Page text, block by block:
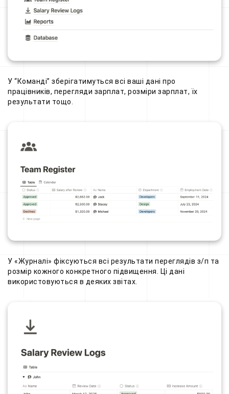
У “Команді” зберігатимуться всі ваші дані про
працівників, перегляди зарплат, розміри зарплат, їх
результати тощо.
У «Журналі» фіксуються всі результати переглядів з/п та
розмір кожного конкретного підвищення. Ці дані
використовуються в деяких звітах.